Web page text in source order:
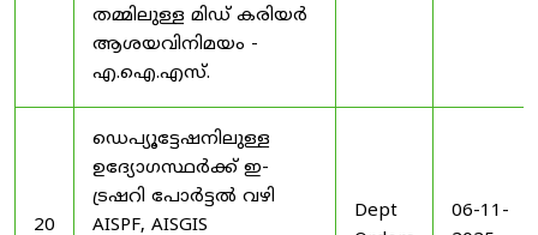
തമ്മിലുള്ള മിഡ് കരിയർ
ആശയവിനിമയം -
എ.ഐ.എസ്.
20
ഡെപ്യൂട്ടേഷനിലുള്ള
ഉദ്യോഗസ്ഥർക്ക് ഇ-
ട്രഷറി പോർട്ടൽ വഴി
AISPF, AISGIS
Dept
06-11-